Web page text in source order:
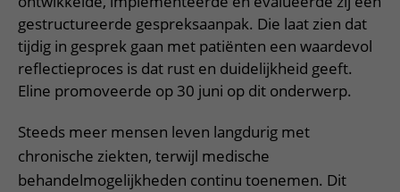
gestructureerde gespreksaanpak. Die laat zien dat
tijdig in gesprek gaan met patiënten een waardevol
reflectieproces is dat rust en duidelijkheid geeft.
Eline promoveerde op 30 juni op dit onderwerp.
Steeds meer mensen leven langdurig met
chronische ziekten, terwijl medische
behandelmogelijkheden continu toenemen. Dit